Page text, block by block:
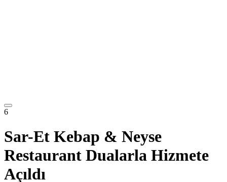
6
Sar-Et Kebap & Neyse
Restaurant Dualarla Hizmete
Açıldı